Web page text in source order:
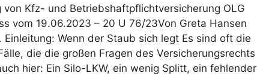
von Kfz- und Betriebshaftpflichtversicherung OLG
vom 19.06.2023 – 20 U 76/23Von Greta Hansen
Einleitung: Wenn der Staub sich legt Es sind oft die
die die großen Fragen des Versicherungsrechts
hier: Ein Silo-LKW, ein wenig Splitt, ein fehlender